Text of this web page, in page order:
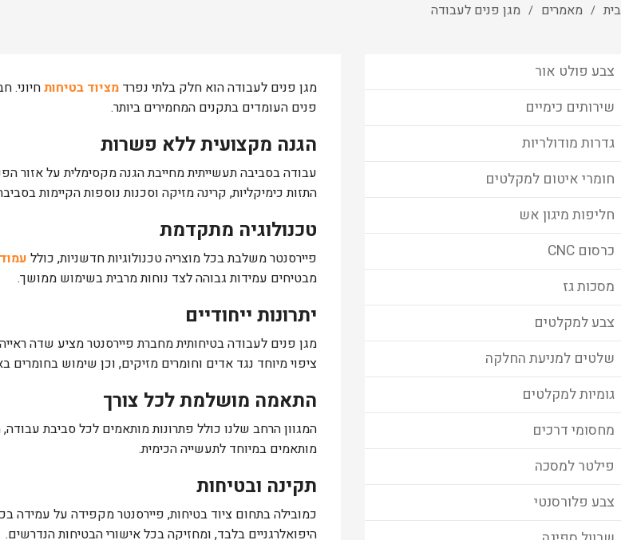
בית / מאמרים / מגן פנים לעבודה
צבע פולט אור
שירותים כימיים
גדרות מודולריות
חומרי איטום למקלטים
חליפות מיגון אש
כרסום CNC
מסכות גז
צבע למקלטים
שלטים למניעת החלקה
גומיות למקלטים
מחסומי דרכים
פילטר למסכה
צבע פלורסנטי
מגן פנים לעבודה הוא חלק בלתי נפרד מציוד בטיחותחיוני.
פנים העומדים בתקנים המחמירים ביותר.
הגנה מקצועית ללא פשרות
עבודה בסביבה תעשייתית מחייבת הגנה מקסימלית על אזור
התזות כימיקליות, קרינה מזיקה וסכנות נוספות הקיימות
טכנולוגיה מתקדמת
פיירסנטר משלבת בכל מוצריה טכנולוגיות חדשניות, כולל
מבטיחים עמידות גבוהה לצד נוחות מרבית בשימוש ממושך.
יתרונות ייחודיים
מגן פנים לעבודה בטיחותית מחברת פיירסנטר מציע שדה
ציפוי מיוחד נגד אדים וחומרים מזיקים, וכן שימוש בחומרים
התאמה מושלמת לכל צורך
המגוון הרחב שלנו כולל פתרונות מותאמים לכל סביבת
מותאמים במיוחד לתעשייה הכימית.
תקינה ובטיחות
כמובילה בתחום ציוד בטיחות, פיירסנטר מקפידה על עמידה
היפואלרגניים בלבד, ומחזיקה בכל אישורי הבטיחות הנדרשים.